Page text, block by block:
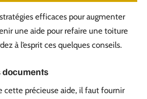
efficaces pour augmenter
une aide pour refaire une toiture
à l’esprit ces quelques conseils.
documents
cette précieuse aide, il faut fournir